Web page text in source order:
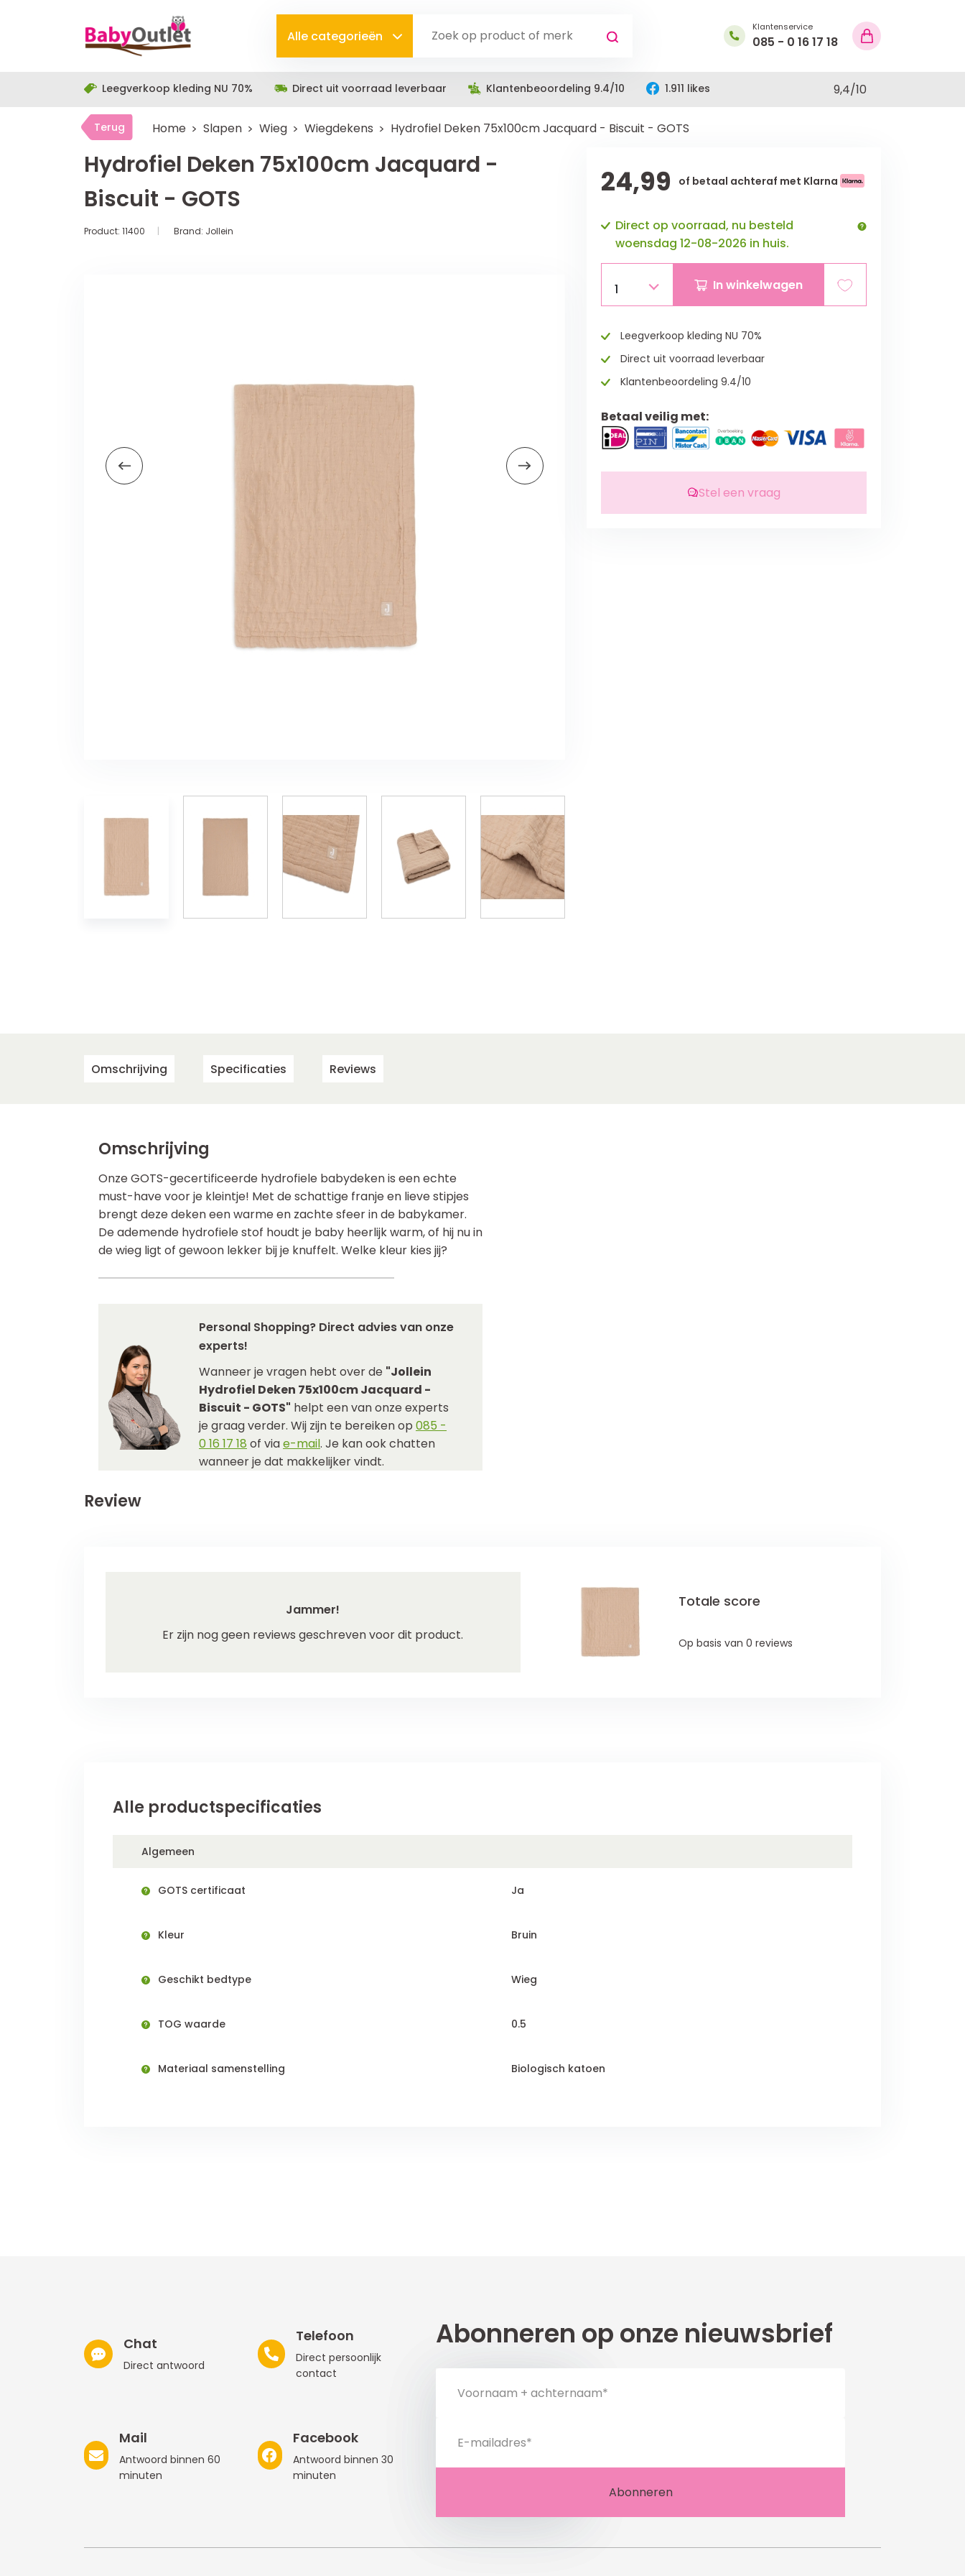
Alle categorieën
Klantenservice
085 - 0 16 17 18
Leegverkoop kleding NU 70% Direct uit voorraad leverbaar Klantenbeoordeling 9.4/10 1.911 likes 9,4/10
Terug Home Slapen Wieg Wiegdekens Hydrofiel Deken 75x100cm Jacquard - Biscuit - GOTS
Hydrofiel Deken 75x100cm Jacquard -
Biscuit - GOTS
Product: 11400 Brand: Jollein
24,99 of betaal achteraf met Klarna
Direct op voorraad, nu besteld
woensdag 12-08-2026 in huis.
1 In winkelwagen
Leegverkoop kleding NU 70%
Direct uit voorraad leverbaar
Klantenbeoordeling 9.4/10
Betaal veilig met:
Stel een vraag
Omschrijving Specificaties Reviews
Omschrijving
Onze GOTS-gecertificeerde hydrofiele babydeken is een echte
must-have voor je kleintje! Met de schattige franje en lieve stipjes
brengt deze deken een warme en zachte sfeer in de babykamer.
De ademende hydrofiele stof houdt je baby heerlijk warm, of hij nu in
de wieg ligt of gewoon lekker bij je knuffelt. Welke kleur kies jij?
Personal Shopping? Direct advies van onze
experts!
Wanneer je vragen hebt over de "Jollein
Hydrofiel Deken 75x100cm Jacquard -
Biscuit - GOTS" helpt een van onze experts
je graag verder. Wij zijn te bereiken op 085 -
0 16 17 18 of viae-mail. Je kan ook chatten
wanneer je dat makkelijker vindt.
Review
Jammer!
Er zijn nog geen reviews geschreven voor dit product.
Totale score
Op basis van 0 reviews
Alle productspecificaties
Algemeen
GOTS certificaat Ja
Kleur Bruin
Geschikt bedtype Wieg
TOG waarde 0.5
Materiaal samenstelling Biologisch katoen
Chat
Direct antwoord
Telefoon
Direct persoonlijk
contact
Mail
Antwoord binnen 60
minuten
Facebook
Antwoord binnen 30
minuten
Abonneren op onze nieuwsbrief